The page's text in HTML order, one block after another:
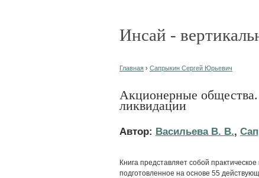
Инсай -
Главная › Сапрыкин Сергей Юрьевич
Акционерные
ликвидации
Автор: Васильева В. В.,
Книга представляет собой
подготовленное на основе 55